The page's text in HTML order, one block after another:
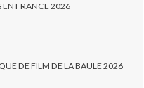
EN FRANCE 2026
DE FILM DE LA BAULE 2026